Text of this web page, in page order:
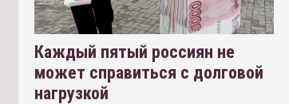
Каждый пятый россиян не
может справиться с долговой
нагрузкой